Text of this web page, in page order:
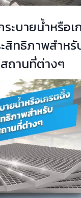
ระบายน้ำหรือ
สิทธิภาพสำหรั
ถานที่ต่างๆ